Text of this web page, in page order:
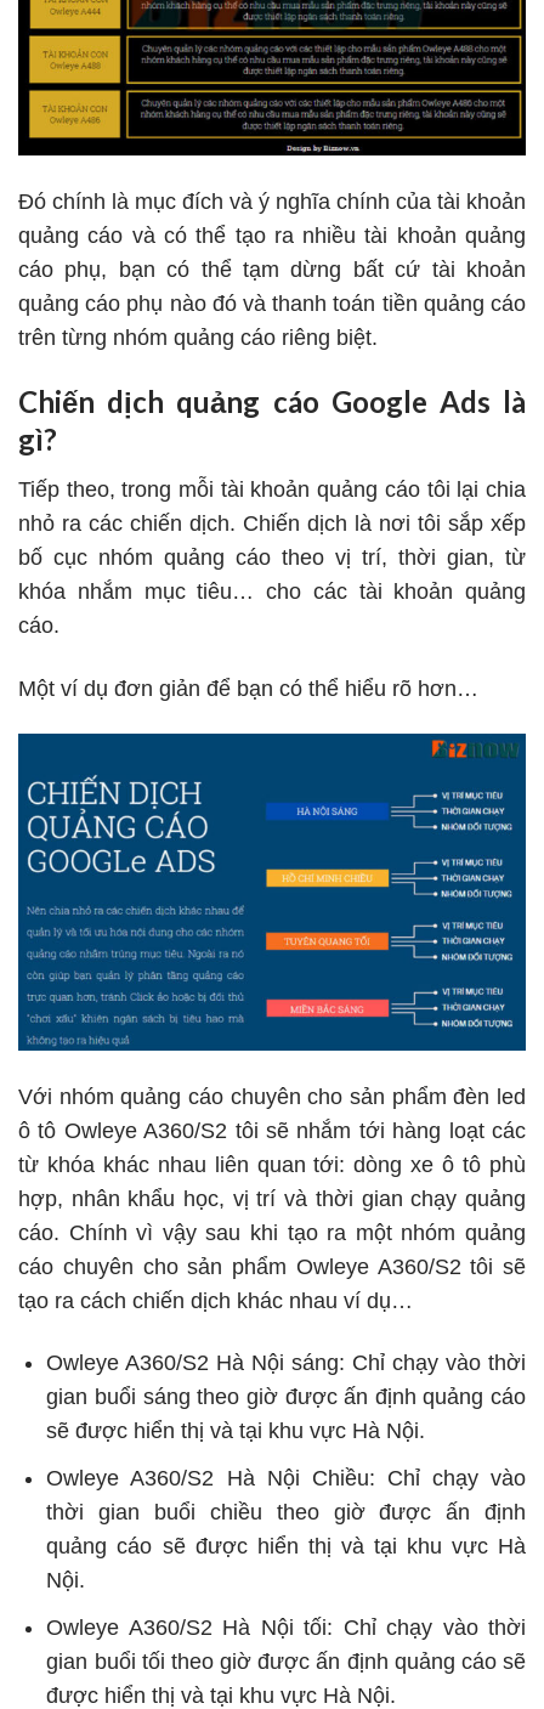
Đó chính là mục đích và ý nghĩa chính của tài khoản
quảng cáo và có thể tạo ra nhiều tài khoản quảng
cáo phụ, bạn có thể tạm dừng bất cứ tài khoản
quảng cáo phụ nào đó và thanh toán tiền quảng cáo
trên từng nhóm quảng cáo riêng biệt.
Chiến dịch quảng cáo Google Ads là
gì?
Tiếp theo, trong mỗi tài khoản quảng cáo tôi lại chia
nhỏ ra các chiến dịch. Chiến dịch là nơi tôi sắp xếp
bố cục nhóm quảng cáo theo vị trí, thời gian, từ
khóa nhắm mục tiêu… cho các tài khoản quảng
cáo.
Một ví dụ đơn giản để bạn có thể hiểu rõ hơn…
Với nhóm quảng cáo chuyên cho sản phẩm đèn led
ô tô Owleye A360/S2 tôi sẽ nhắm tới hàng loạt các
từ khóa khác nhau liên quan tới: dòng xe ô tô phù
hợp, nhân khẩu học, vị trí và thời gian chạy quảng
cáo. Chính vì vậy sau khi tạo ra một nhóm quảng
cáo chuyên cho sản phẩm Owleye A360/S2 tôi sẽ
tạo ra cách chiến dịch khác nhau ví dụ…
Owleye A360/S2 Hà Nội sáng: Chỉ chạy vào thời
gian buổi sáng theo giờ được ấn định quảng cáo
sẽ được hiển thị và tại khu vực Hà Nội.
Owleye A360/S2 Hà Nội Chiều: Chỉ chạy vào
thời gian buổi chiều theo giờ được ấn định
quảng cáo sẽ được hiển thị và tại khu vực Hà
Nội.
Owleye A360/S2 Hà Nội tối: Chỉ chạy vào thời
gian buổi tối theo giờ được ấn định quảng cáo sẽ
được hiển thị và tại khu vực Hà Nội.